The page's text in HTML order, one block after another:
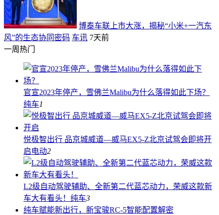
博泰车联上市大涨，揭秘“小米+一汽东
风”的生态协同密码 车讯 7天前
一周热门
官宣2023年停产，雪佛兰Malibu为什么落得如此下场？
纯车1
悦极智出行 品京城威道—威马EX5-Z北京试驾会即将开
启电动2
L2级自动驾驶辅助、全新第二代蓝芯动力，荣威这款新
车大有看头！ 纯车3
纯车赋能新出行，新宝骏RC-5智能配置解密